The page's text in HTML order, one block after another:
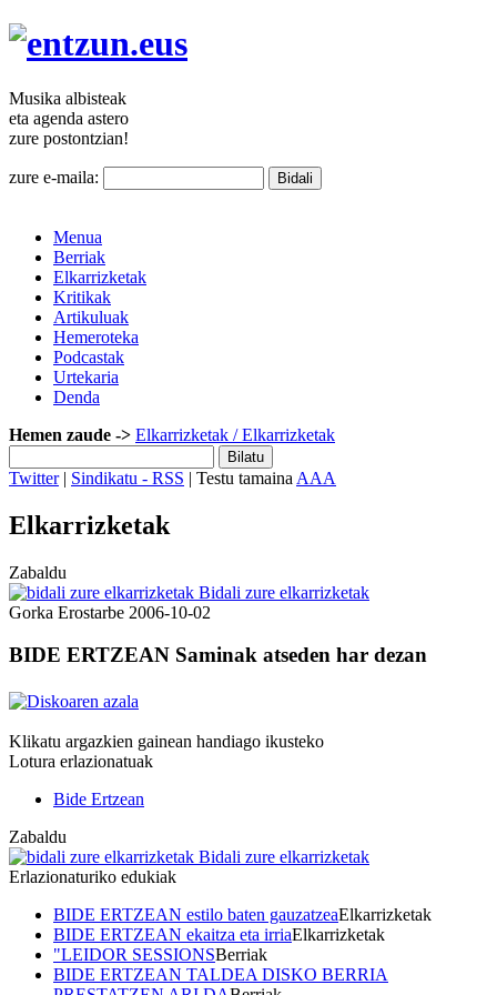
Musika albisteak
eta agenda astero
zure postontzian!
zure e-maila:
Menua
Berriak
Elkarrizketak
Kritikak
Artikuluak
Hemeroteka
Podcastak
Urtekaria
Denda
Hemen zaude -> Elkarrizketak / Elkarrizketak
Twitter| Sindikatu - RSS | Testu tamaina AAA
Elkarrizketak
Zabaldu
Bidali zure elkarrizketak
Gorka Erostarbe 2006-10-02
BIDE ERTZEAN Saminak atseden har dezan
Klikatu argazkien gainean handiago ikusteko
Lotura erlazionatuak
Bide Ertzean
Zabaldu
Bidali zure elkarrizketak
Erlazionaturiko edukiak
BIDE ERTZEAN estilo baten gauzatzeaElkarrizketak
BIDE ERTZEAN ekaitza eta irriaElkarrizketak
"LEIDOR SESSIONSBerriak
BIDE ERTZEAN TALDEA DISKO BERRIA